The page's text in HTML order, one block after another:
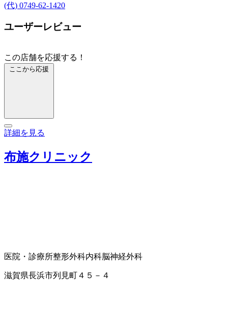
(代) 0749-62-1420
ユーザーレビュー
この店舗を応援する！
ここから応援
詳細を見る
布施クリニック
医院・診療所整形外科内科脳神経外科
滋賀県長浜市列見町４５－４